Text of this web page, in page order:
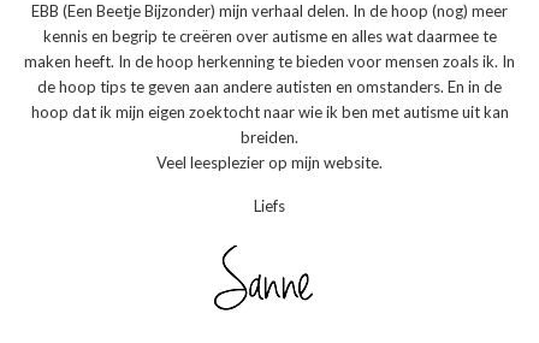
EBB (Een Beetje Bijzonder) mijn verhaal delen. In de hoop (nog) meer
kennis en begrip te creëren over autisme en alles wat daarmee te
maken heeft. In de hoop herkenning te bieden voor mensen zoals ik. In
de hoop tips te geven aan andere autisten en omstanders. En in de
hoop dat ik mijn eigen zoektocht naar wie ik ben met autisme uit kan
breiden.
Veel leesplezier op mijn website.
Liefs